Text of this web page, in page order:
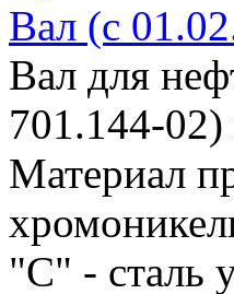
Вал (с
Вал для
701.144-02)
Материал
"С" - сталь